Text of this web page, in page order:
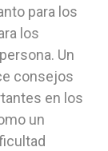
para los
los
Un
consejos
en los
un